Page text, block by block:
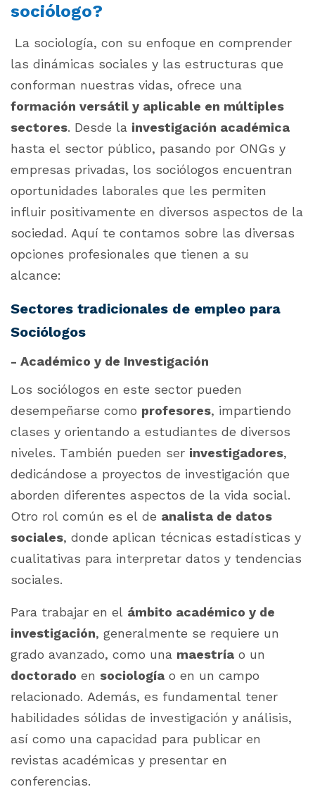
sociólogo?
La sociología, con su enfoque en comprender
las dinámicas sociales y las estructuras que
conforman nuestras vidas, ofrece una
formación versátil y aplicable en múltiples
sectores. Desde la investigación académica
hasta el sector público, pasando por ONGs y
empresas privadas, los sociólogos encuentran
oportunidades laborales que les permiten
influir positivamente en diversos aspectos de la
sociedad. Aquí te contamos sobre las diversas
opciones profesionales que tienen a su
alcance:
Sectores tradicionales de empleo para
Sociólogos
- Académico y de Investigación
Los sociólogos en este sector pueden
desempeñarse como profesores, impartiendo
clases y orientando a estudiantes de diversos
niveles. También pueden ser investigadores,
dedicándose a proyectos de investigación que
aborden diferentes aspectos de la vida social.
Otro rol común es el de analista de datos
sociales, donde aplican técnicas estadísticas y
cualitativas para interpretar datos y tendencias
sociales.
Para trabajar en el ámbito académico y de
investigación, generalmente se requiere un
grado avanzado, como una maestría o un
doctorado en sociología o en un campo
relacionado. Además, es fundamental tener
habilidades sólidas de investigación y análisis,
así como una capacidad para publicar en
revistas académicas y presentar en
conferencias.